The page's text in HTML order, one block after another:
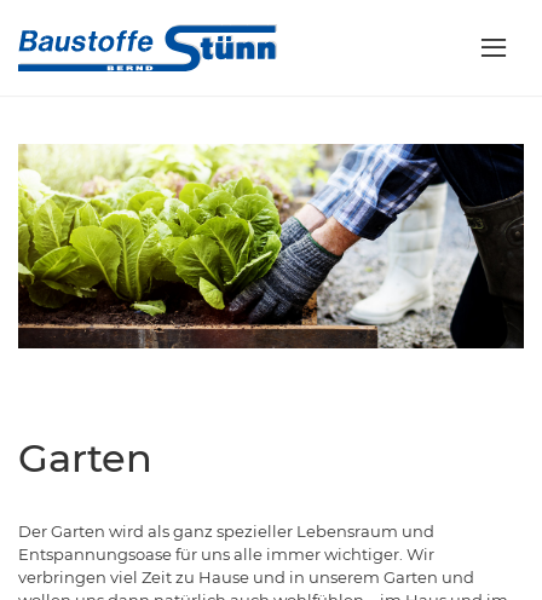
Garten
Der Garten wird als ganz spezieller Lebensraum und
Entspannungsoase für uns alle immer wichtiger. Wir
verbringen viel Zeit zu Hause und in unserem Garten und